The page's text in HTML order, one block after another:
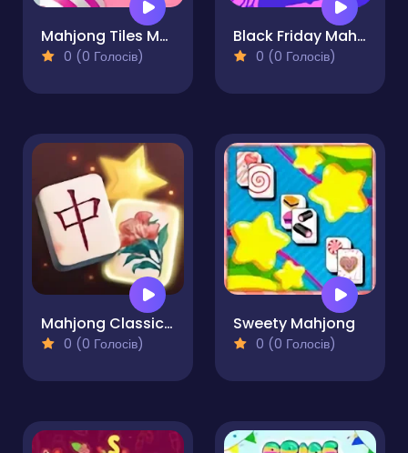
Mahjong Tiles Matching
0 (0 Голосів)
Black Friday Mahjong
0 (0 Голосів)
Mahjong Classical
0 (0 Голосів)
Sweety Mahjong
0 (0 Голосів)